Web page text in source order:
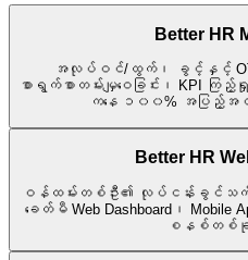
Better HR
အလုပ်ဝင်/ထွက်၊ ခွင့်နှင့် OT တို
စာရွက်စာတမ်းမျှဝေခြင်း၊ KPI ကြည့်ရှု
ကနေ ၁၀၀% အပြည့်အ
Better HR
ဝန်ထမ်းတစ်ဦး၏ လုပ်ငန်းခွင်သ
ခေတ်မီ Web Dashboard၊ Mobile
စနစ်တစ်